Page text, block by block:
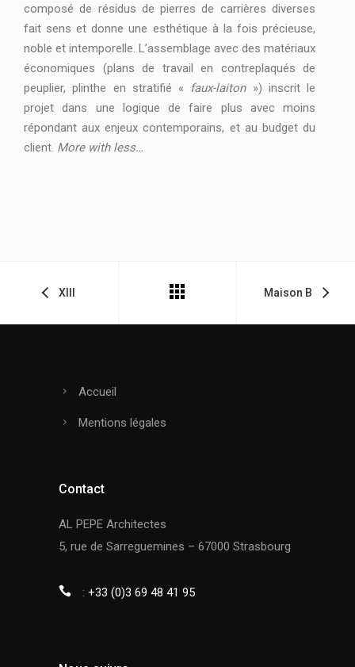
composé de résidus de pierres de carrières diverses
fait sens et donne une esthétique à la fois précieuse,
noble et intemporelle. L’assemblage avec des matériaux
économiques (plans de travail en contreplaqués de
peuplier, plinthe en stratifié « faux-laiton») inscrit le
projet dans une logique de faire plus avec moins
répondant aux enjeux contemporains, et au budget du
client. More with less…
XIII Maison B
Accueil
Mentions légales
Contact
AL PEPE Architectes
5, rue de Sarreguemines – 67000 Strasbourg
: +33 (0)3 69 48 41 95